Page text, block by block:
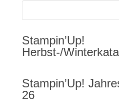
Stampin’Up!
Herbst-/
Stampin’Up!
26